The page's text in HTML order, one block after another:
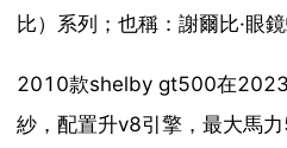
比）系列；也稱：謝爾比·眼鏡
2010款shelby gt500在2023
紗，配置升v8引擎，最大馬